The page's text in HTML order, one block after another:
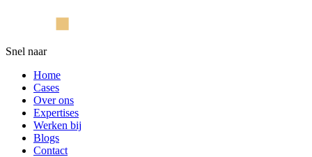
Snel naar
Home
Cases
Over ons
Expertises
Werken bij
Blogs
Contact